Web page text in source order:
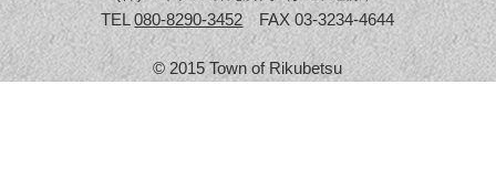
TEL080-8290-3452FAX 03-3234-4644
© 2015 Town of Rikubetsu